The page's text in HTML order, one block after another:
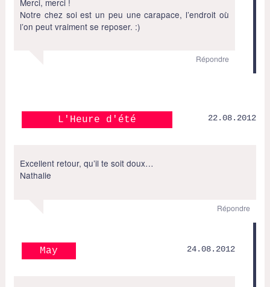
Notre chez soi est un peu une carapace, l’endroit où
l’on peut vraiment se reposer. :)
Répondre
L'Heure d'été 22.08.2012
Excellent retour, qu’il te soit doux…
Nathalie
Répondre
May 24.08.2012